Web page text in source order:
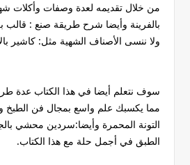
من خلال تقديمه لعدة وصفات وأكلات
بالفرينة وأيضا شرح طريقة صنع : قالب
ولا ننسى الأصناف الشهية مثل: كاشير
سوف نتعلم أيضا في هذا الكتاب عدة
مما يكسبك علم واسع بمجال فن
التونة المحمرة وأيضا:سردين محشي
الطبق في أجمل حلة مع هذا الكتاب.